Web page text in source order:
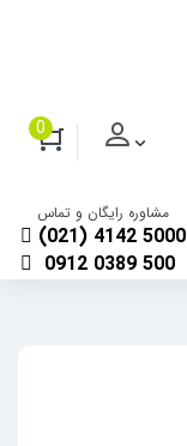
0
مشاوره رایگان و تماس
(021) 4142 5000
0912 0389 500